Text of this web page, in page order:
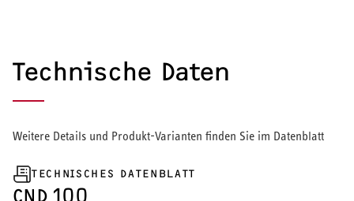
HEIZEN UND KÜHLEN
Technische Daten
Weitere Details und Produkt-Varianten finden Sie im Datenblatt
TECHNISCHES DATENBLATT
CND 100